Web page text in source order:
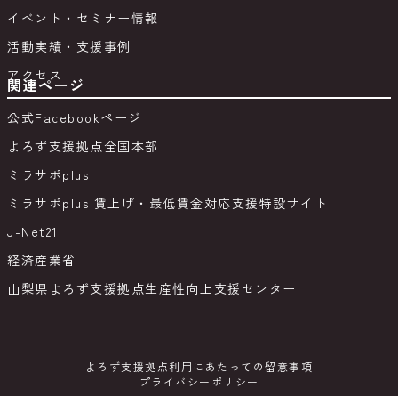
イベント・セミナー情報
活動実績・支援事例
アクセス
関連ページ
公式Facebookページ
よろず支援拠点全国本部
ミラサポplus
ミラサポplus 賃上げ・最低賃金対応支援特設サイト
J-Net21
経済産業省
山梨県よろず支援拠点生産性向上支援センター
よろず支援拠点利用にあたっての留意事項
プライバシーポリシー